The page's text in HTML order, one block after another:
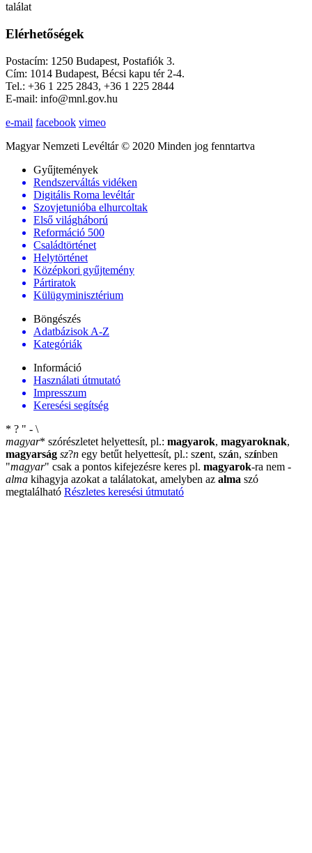
találat
Elérhetőségek
Postacím: 1250 Budapest, Postafiók 3.
Cím: 1014 Budapest, Bécsi kapu tér 2-4.
Tel.: +36 1 225 2843, +36 1 225 2844
E-mail: info@mnl.gov.hu
e-mail facebook vimeo
Magyar Nemzeti Levéltár © 2020 Minden jog fenntartva
Gyűjtemények
Rendszerváltás vidéken
Digitális Roma levéltár
Szovjetunióba elhurcoltak
Első világháború
Reformáció 500
Családtörténet
Helytörténet
Középkori gyűjtemény
Pártiratok
Külügyminisztérium
Böngészés
Adatbázisok A-Z
Kategóriák
Információ
Használati útmutató
Impresszum
Keresési segítség
* ? " - \
magyar* szórészletet helyettesít, pl.: magyarok, magyaroknak,
magyarság sz?n egy betűt helyettesít, pl.: szent, szán, színben
"magyar" csak a pontos kifejezésre keres pl. magyarok-ra nem -
alma kihagyja azokat a találatokat, amelyben az alma szó
megtalálható Részletes keresési útmutató